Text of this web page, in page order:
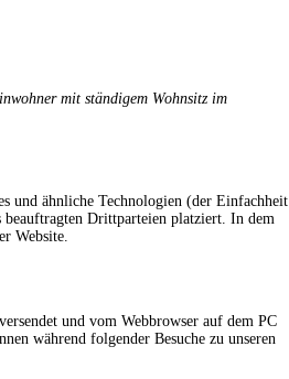
mit ständigem Wohnsitz im
und ähnliche Technologien (der Einfachheit
beauftragten Drittparteien platziert. In dem
Website.
und vom Webbrowser auf dem PC
während folgender Besuche zu unseren